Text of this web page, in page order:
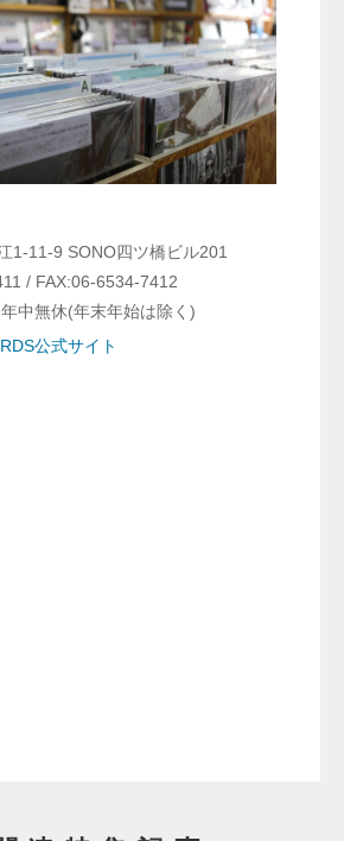
1-11-9 SONO四ツ橋ビル201
/ FAX:06-6534-7412
中無休(年末年始は除く)
公式サイト